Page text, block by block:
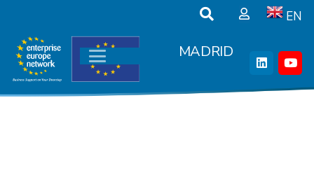
EN
MADRID